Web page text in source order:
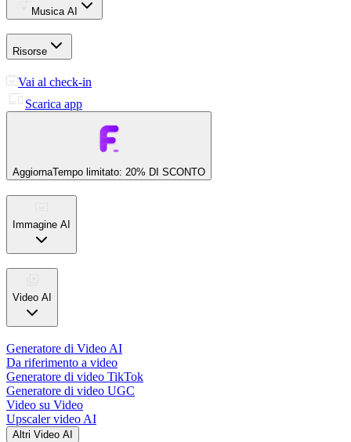
Musica AI
Risorse
Vai al check-in
Scarica app
AggiornaTempo limitato: 20% DI SCONTO
Immagine AI
Video AI
Generatore di Video AI
Da riferimento a video
Generatore di video TikTok
Generatore di video UGC
Video su Video
Upscaler video AI
Altri Video AI